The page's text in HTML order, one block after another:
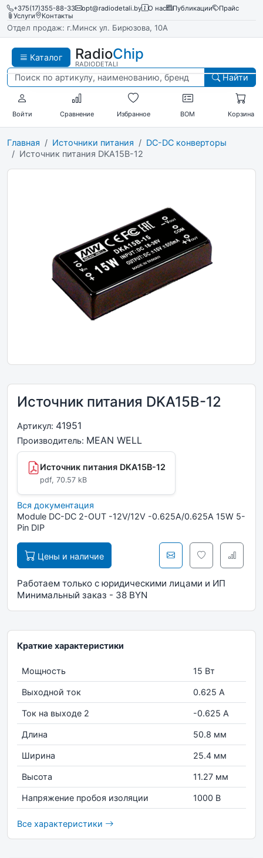
+375(17)355-88-33 opt@radiodetali.by О нас Публикации
Прайс
Услуги
Контакты
Отдел продаж: г.Минск ул. Бирюзова, 10А
Каталог RadioChip
RADIODETALI
Найти
Войти Сравнение Избранное BOM Корзина
Главная Источники питания
DC-DC конверторы
Источник питания DKA15B-12
Источник питания DKA15B-12
Артикул: 41951
Производитель: MEAN WELL
Источник питания DKA15B-12
pdf, 70.57 kB
Вся документация
Module DC-DC 2-OUT -12V/12V -0.625A/0.625A 15W 5-
Pin DIP
Цены и наличие
Работаем только с юридическими лицами и ИП
Минимальный заказ - 38 BYN
Краткие характеристики
Мощность 15 Вт
Выходной ток 0.625 А
Ток на выходе 2 -0.625 А
Длина 50.8 мм
Ширина 25.4 мм
Высота 11.27 мм
Напряжение пробоя изоляции 1000 В
Все характеристики